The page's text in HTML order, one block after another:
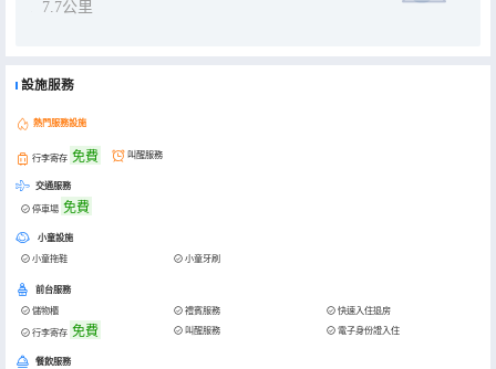
7.7公里
設施服務
熱門服務設施
行李寄存 免費 叫醒服務
交通服務
停車場 免費
小童設施
小童拖鞋 小童牙刷
前台服務
儲物櫃 禮賓服務
快速入住退房
行李寄存 免費 叫醒服務 電子身份證入住
餐飲服務